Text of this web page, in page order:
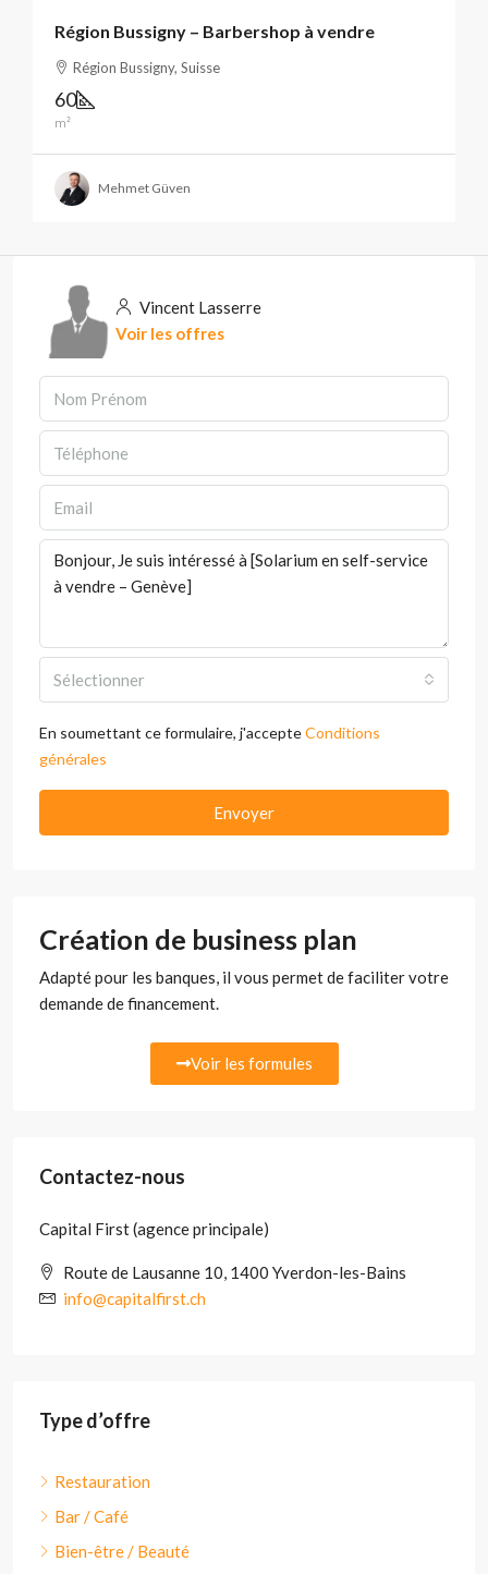
Région Bussigny – Barbershop à vendre
Région Bussigny, Suisse
60
m²
Mehmet Güven
Vincent Lasserre
Voir les offres
Sélectionner
En soumettant ce formulaire, j'accepteConditions
générales
Envoyer
Création de business plan
Adapté pour les banques, il vous permet de faciliter votre
demande de financement.
Voir les formules
Contactez-nous
Capital First (agence principale)
Route de Lausanne 10, 1400 Yverdon-les-Bains
info@capitalfirst.ch
Type d’offre
Restauration
Bar / Café
Bien-être / Beauté